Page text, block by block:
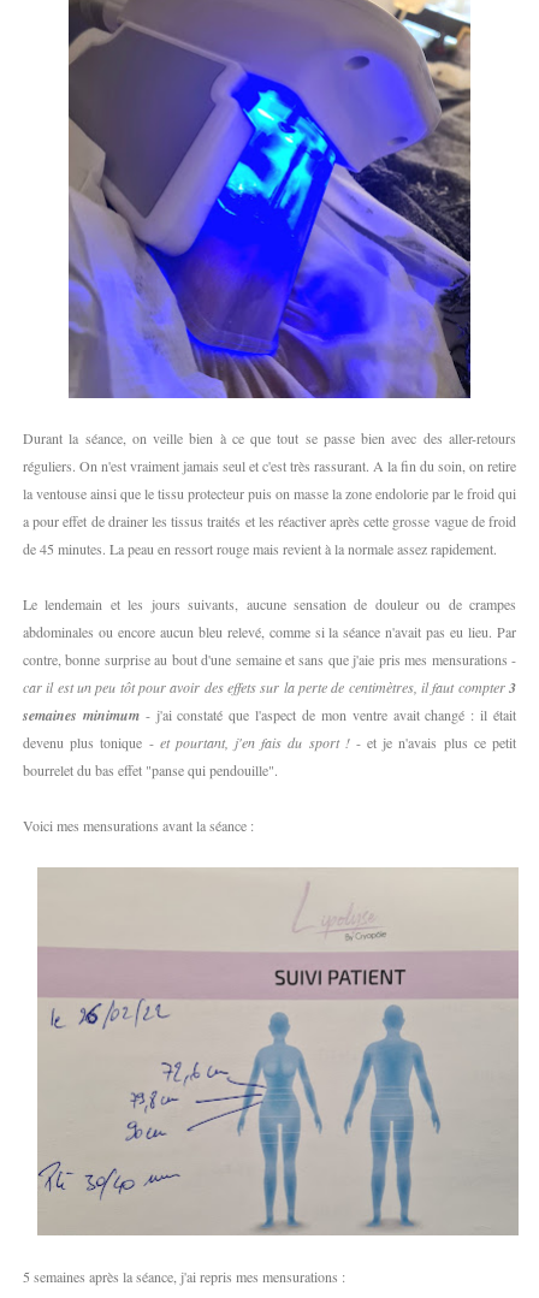
Durant la séance, on veille bien à ce que tout se passe bien avec des aller-retours
réguliers. On n'est vraiment jamais seul et c'est très rassurant. A la fin du soin, on retire
la ventouse ainsi que le tissu protecteur puis on masse la zone endolorie par le froid qui
a pour effet de drainer les tissus traités et les réactiver après cette grosse vague de froid
de 45 minutes. La peau en ressort rouge mais revient à la normale assez rapidement.
Le lendemain et les jours suivants, aucune sensation de douleur ou de crampes
abdominales ou encore aucun bleu relevé, comme si la séance n'avait pas eu lieu. Par
contre, bonne surprise au bout d'une semaine et sans que j'aie pris mes mensurations -
car il est un peu tôt pour avoir des effets sur la perte de centimètres, il faut compter3
semaines minimum - j'ai constaté que l'aspect de mon ventre avait changé : il était
devenu plus tonique - et pourtant, j'en fais du sport !- et je n'avais plus ce petit
bourrelet du bas effet "panse qui pendouille".
Voici mes mensurations avant la séance :
5 semaines après la séance, j'ai repris mes mensurations :